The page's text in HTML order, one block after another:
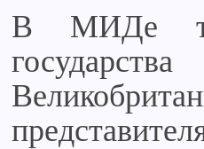
В МИДе